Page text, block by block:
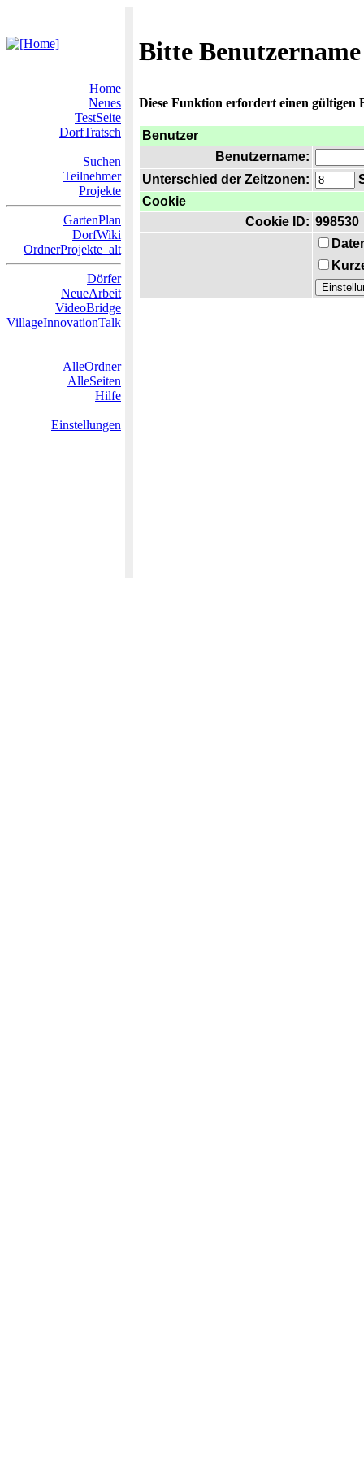
Bitte
Home
Neues
TestSeite
DorfTratsch
Suchen
Teilnehmer
Projekte
GartenPlan
DorfWiki
OrdnerProjekte_alt
Dörfer
NeueArbeit
VideoBridge
VillageInnovationTalk
AlleOrdner
AlleSeiten
Hilfe
Einstellungen
Diese Funktion erfordert einen gültigen
Benutzer
Benutzername:
Unterschied der Zeitzonen:
Cookie
Cookie ID: 998530